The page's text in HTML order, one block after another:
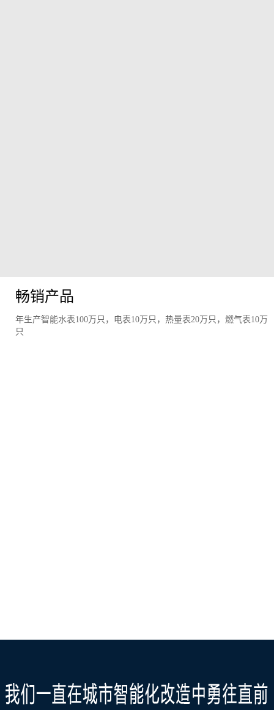
畅销产品
年生产智能水表100万只，电表10万只，热量表20万只，燃气表10万
只
物联网阀控冷水表